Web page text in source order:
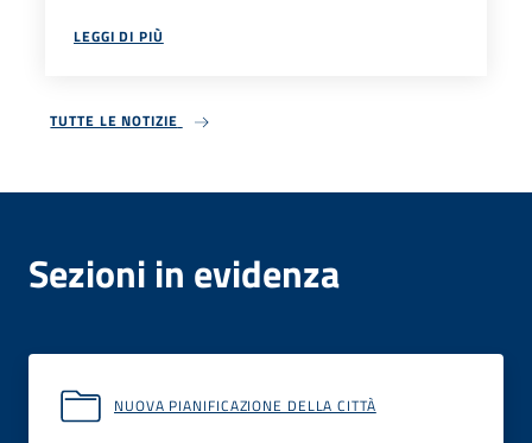
LEGGI DI PIÙ
TUTTE LE NOTIZIE
Sezioni in evidenza
NUOVA PIANIFICAZIONE DELLA CITTÀ